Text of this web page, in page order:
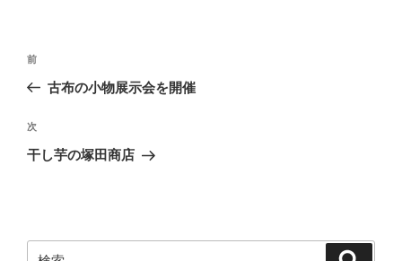
投
ナ
ビ
ゲ
ン
過
去
投
稿
前
古布の小物展示会を開催
次
の
次
干し芋の塚田商店